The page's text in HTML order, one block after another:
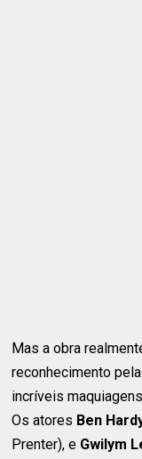
Mas a obra
reconhecimento
incríveis
Os atores Ben
Prenter), e Gwilym